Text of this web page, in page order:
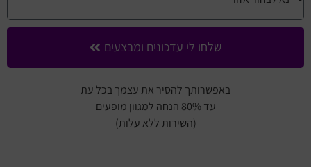
שלחו לי עדכונים ומבצעים
באפשרותך להסיר את עצמך בכל עת
עד 80% הנחה למגוון מופעים
(השירות ללא עלות)